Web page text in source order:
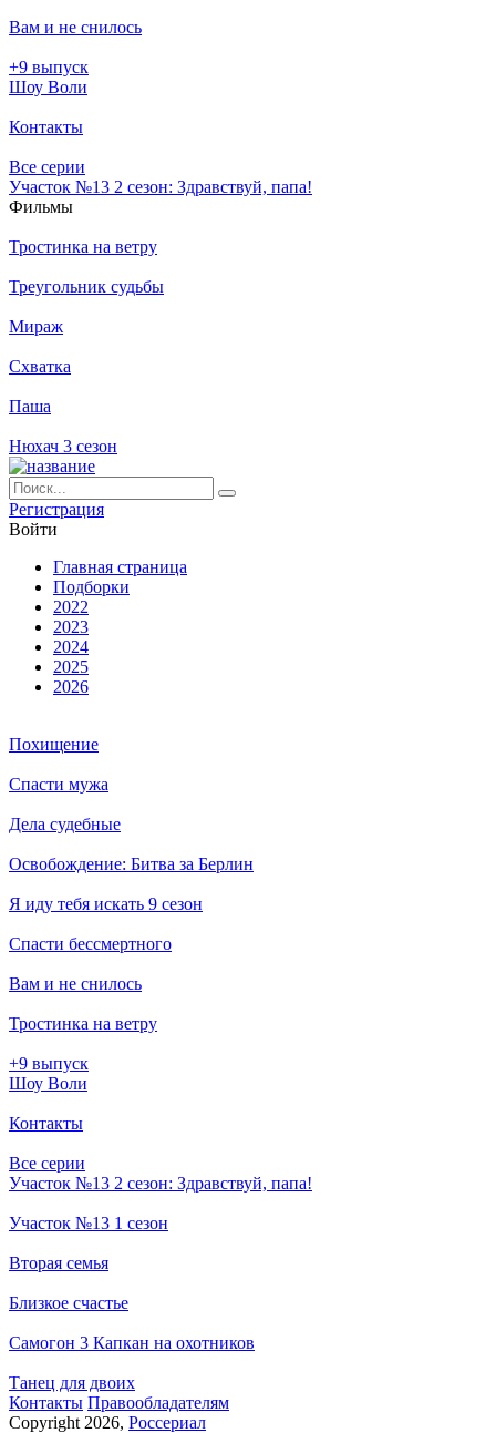
Вам и не снилось
+9 выпуск
Шоу Воли
Контакты
Все серии
Участок №13 2 сезон: Здравствуй, папа!
Филь­мы
Тростинка на ветру
Треугольник судьбы
Мираж
Схватка
Паша
Нюхач 3 сезон
Ре­ги­ст­ра­ция
Вой­ти
Глав­ная стра­ни­ца
Подборки
2022
2023
2024
2025
2026
Похищение
Спасти мужа
Дела судебные
Освобождение: Битва за Берлин
Я иду тебя искать 9 сезон
Спасти бессмертного
Вам и не снилось
Тростинка на ветру
+9 выпуск
Шоу Воли
Контакты
Все серии
Участок №13 2 сезон: Здравствуй, папа!
Участок №13 1 сезон
Вторая семья
Близкое счастье
Самогон 3 Капкан на охотников
Танец для двоих
Кон­так­ты Пра­во­об­ла­да­те­лям
Copyright 2026, Россериал